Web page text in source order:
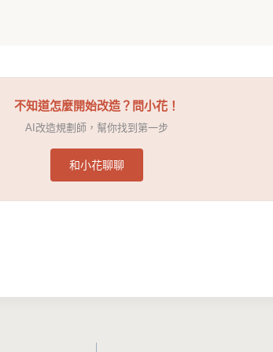
不知道怎麼開始改造？問小花！
AI改造規劃師，幫你找到第一步
和小花聊聊